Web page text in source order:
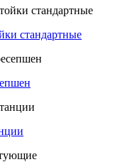
стандартные